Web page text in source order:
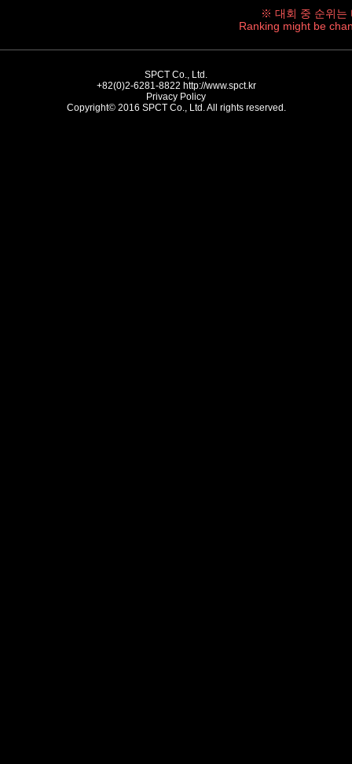
※ 대회 중 순위는
Ranking might be
SPCT Co., Ltd.
+82(0)2-6281-8822 http://www.spct.kr
Privacy Policy
Copyright© 2016 SPCT Co., Ltd. All rights reserved.